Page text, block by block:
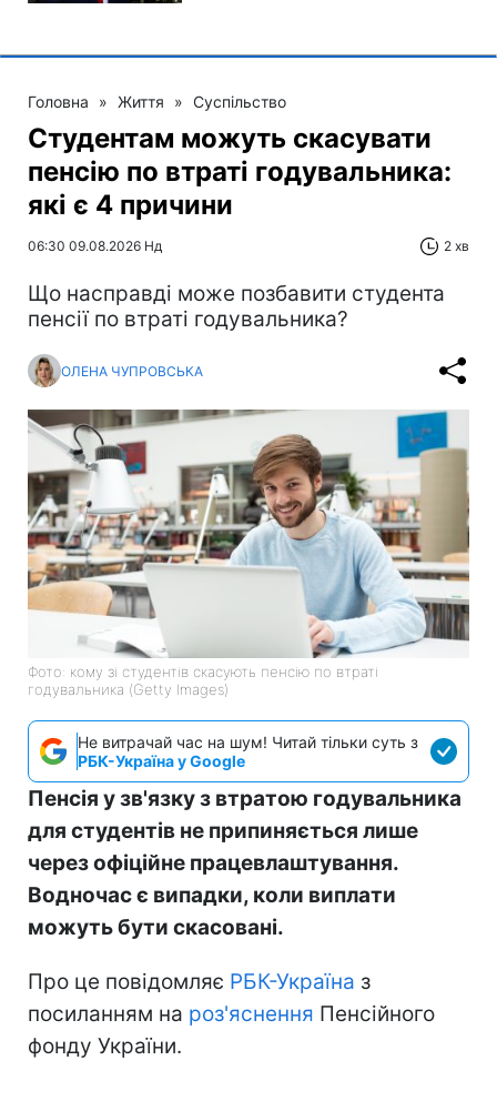
Головна » Життя » Суспільство
Студентам можуть скасувати
пенсію по втраті годувальника:
які є 4 причини
06:30 09.08.2026 Нд 2 хв
Що насправді може позбавити студента
пенсії по втраті годувальника?
ОЛЕНА ЧУПРОВСЬКА
Фото: кому зі студентів скасують пенсію по втраті
годувальника (Getty Imagеs)
Не витрачай час на шум! Читай тільки суть з
РБК-Україна у Google
Пенсія у зв'язку з втратою годувальника
для студентів не припиняється лише
через офіційне працевлаштування.
Водночас є випадки, коли виплати
можуть бути скасовані.
Про це повідомляє РБК-Україна з
посиланням на роз'яснення Пенсійного
фонду України.